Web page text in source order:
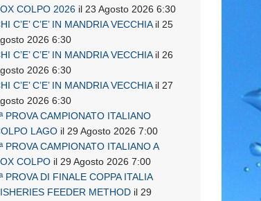
COLPO 2026 il 23 Agosto 2026 6:30
C’E’ C’E’ IN MANDRIA VECCHIAil 25
2026 6:30
C’E’ C’E’ IN MANDRIA VECCHIAil 26
2026 6:30
C’E’ C’E’ IN MANDRIA VECCHIAil 27
2026 6:30
PROVA CAMPIONATO ITALIANO
LAGO il 29 Agosto 2026 7:00
PROVA CAMPIONATO ITALIANO A
COLPO il 29 Agosto 2026 7:00
PROVA DI FINALE COPPA ITALIA
FEEDER METHOD il 29